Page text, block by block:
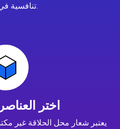
تنافسية في السوق.
اختر
يعتبر شعار محل الحلاقة غير